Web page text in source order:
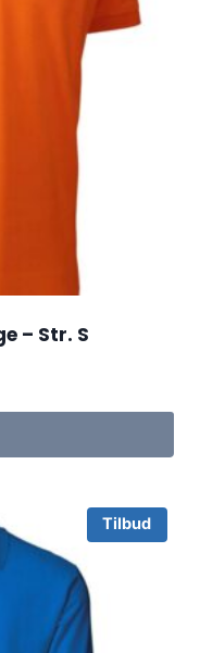
– Str. S
Tilbud